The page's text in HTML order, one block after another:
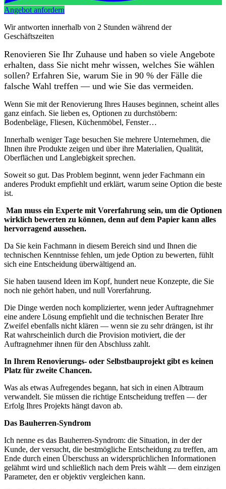
Angebot anfordern
Wir antworten innerhalb von 2 Stunden während der
Geschäftszeiten
Renovieren Sie Ihr Zuhause und haben so viele Angebote
erhalten, dass Sie nicht mehr wissen, welches Sie wählen
sollen? Erfahren Sie, warum Sie in 90 % der Fälle die
falsche Wahl treffen — und wie Sie das vermeiden.
Wenn Sie mit der Renovierung Ihres Hauses beginnen, scheint alles
ganz einfach. Sie lieben es, Optionen zu durchstöbern:
Bodenbeläge, Fliesen, Küchenmöbel, Fenster…
Innerhalb weniger Tage besuchen Sie mehrere Unternehmen, die
Ihnen ihre Produkte zeigen und über ihre Materialien, Qualität,
Oberflächen und Langlebigkeit sprechen.
Soweit so gut. Das Problem beginnt, wenn jeder Fachmann ein
anderes Produkt empfiehlt und erklärt, warum seine Option die beste
ist.
Man muss ein Experte mit Vorerfahrung sein, um die Optionen
wirklich bewerten zu können, denn auf dem Papier kann alles
hervorragend aussehen.
Da Sie kein Fachmann in diesem Bereich sind und Ihnen die
technischen Kenntnisse fehlen, um jede Option zu bewerten, fühlt
sich eine Entscheidung überwältigend an.
Sie haben tausend Ideen im Kopf, hundert neue Konzepte, die Sie
noch nie gehört haben, und null Vorerfahrung.
Die Dinge werden noch komplizierter, wenn jeder Auftragnehmer
eine andere Lösung empfiehlt und die technischen Berater Ihre
Zweifel ebenfalls nicht klären — wenn sie zu sehr drängen, ist ihr
Rat wahrscheinlich durch die Provision motiviert, die der
Auftragnehmer ihnen für den Abschluss zahlt.
In Ihrem Renovierungs- oder Selbstbauprojekt gibt es keinen
Platz für zweite Chancen.
Was als etwas Aufregendes begann, hat sich in einen Albtraum
verwandelt. Sie müssen die richtige Entscheidung treffen — der
Erfolg Ihres Projekts hängt davon ab.
Das Bauherren-Syndrom
Ich nenne es das Bauherren-Syndrom: die Situation, in der der
Kunde, der versucht, die bestmögliche Entscheidung zu treffen, am
Ende durch einen Überschuss an widersprüchlichen Informationen
gelähmt wird und schließlich nach dem Preis wählt — dem einzigen
Parameter, den er objektiv vergleichen kann.